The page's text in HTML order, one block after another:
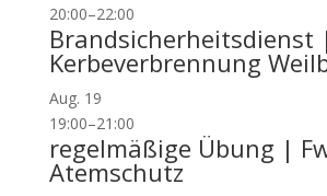
20:00–22:00
Brandsicherheitsdienst |
Kerbeverbrennung
Aug. 19
19:00–21:00
regelmäßige Übung |
Atemschutz